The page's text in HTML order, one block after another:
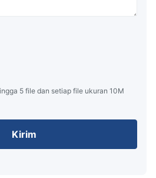
5 file dan setiap file ukuran 10M
Kirim